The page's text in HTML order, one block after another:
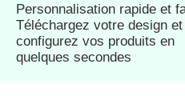
Personnalisation rapide et
Téléchargez votre design et
configurez vos produits en
quelques secondes